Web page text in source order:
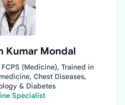
Kumar Mondal
(Medicine), Trained in
Chest Diseases,
& Diabetes
Specialist